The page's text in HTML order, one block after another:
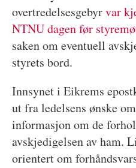
overtredelsesgebyrvar
NTNU dagen før
saken om eventuell
styrets bord.
Innsynet i Eikrems
ut fra ledelsens ønske
informasjon om de
avskjedigelsen av ham.
orientert om